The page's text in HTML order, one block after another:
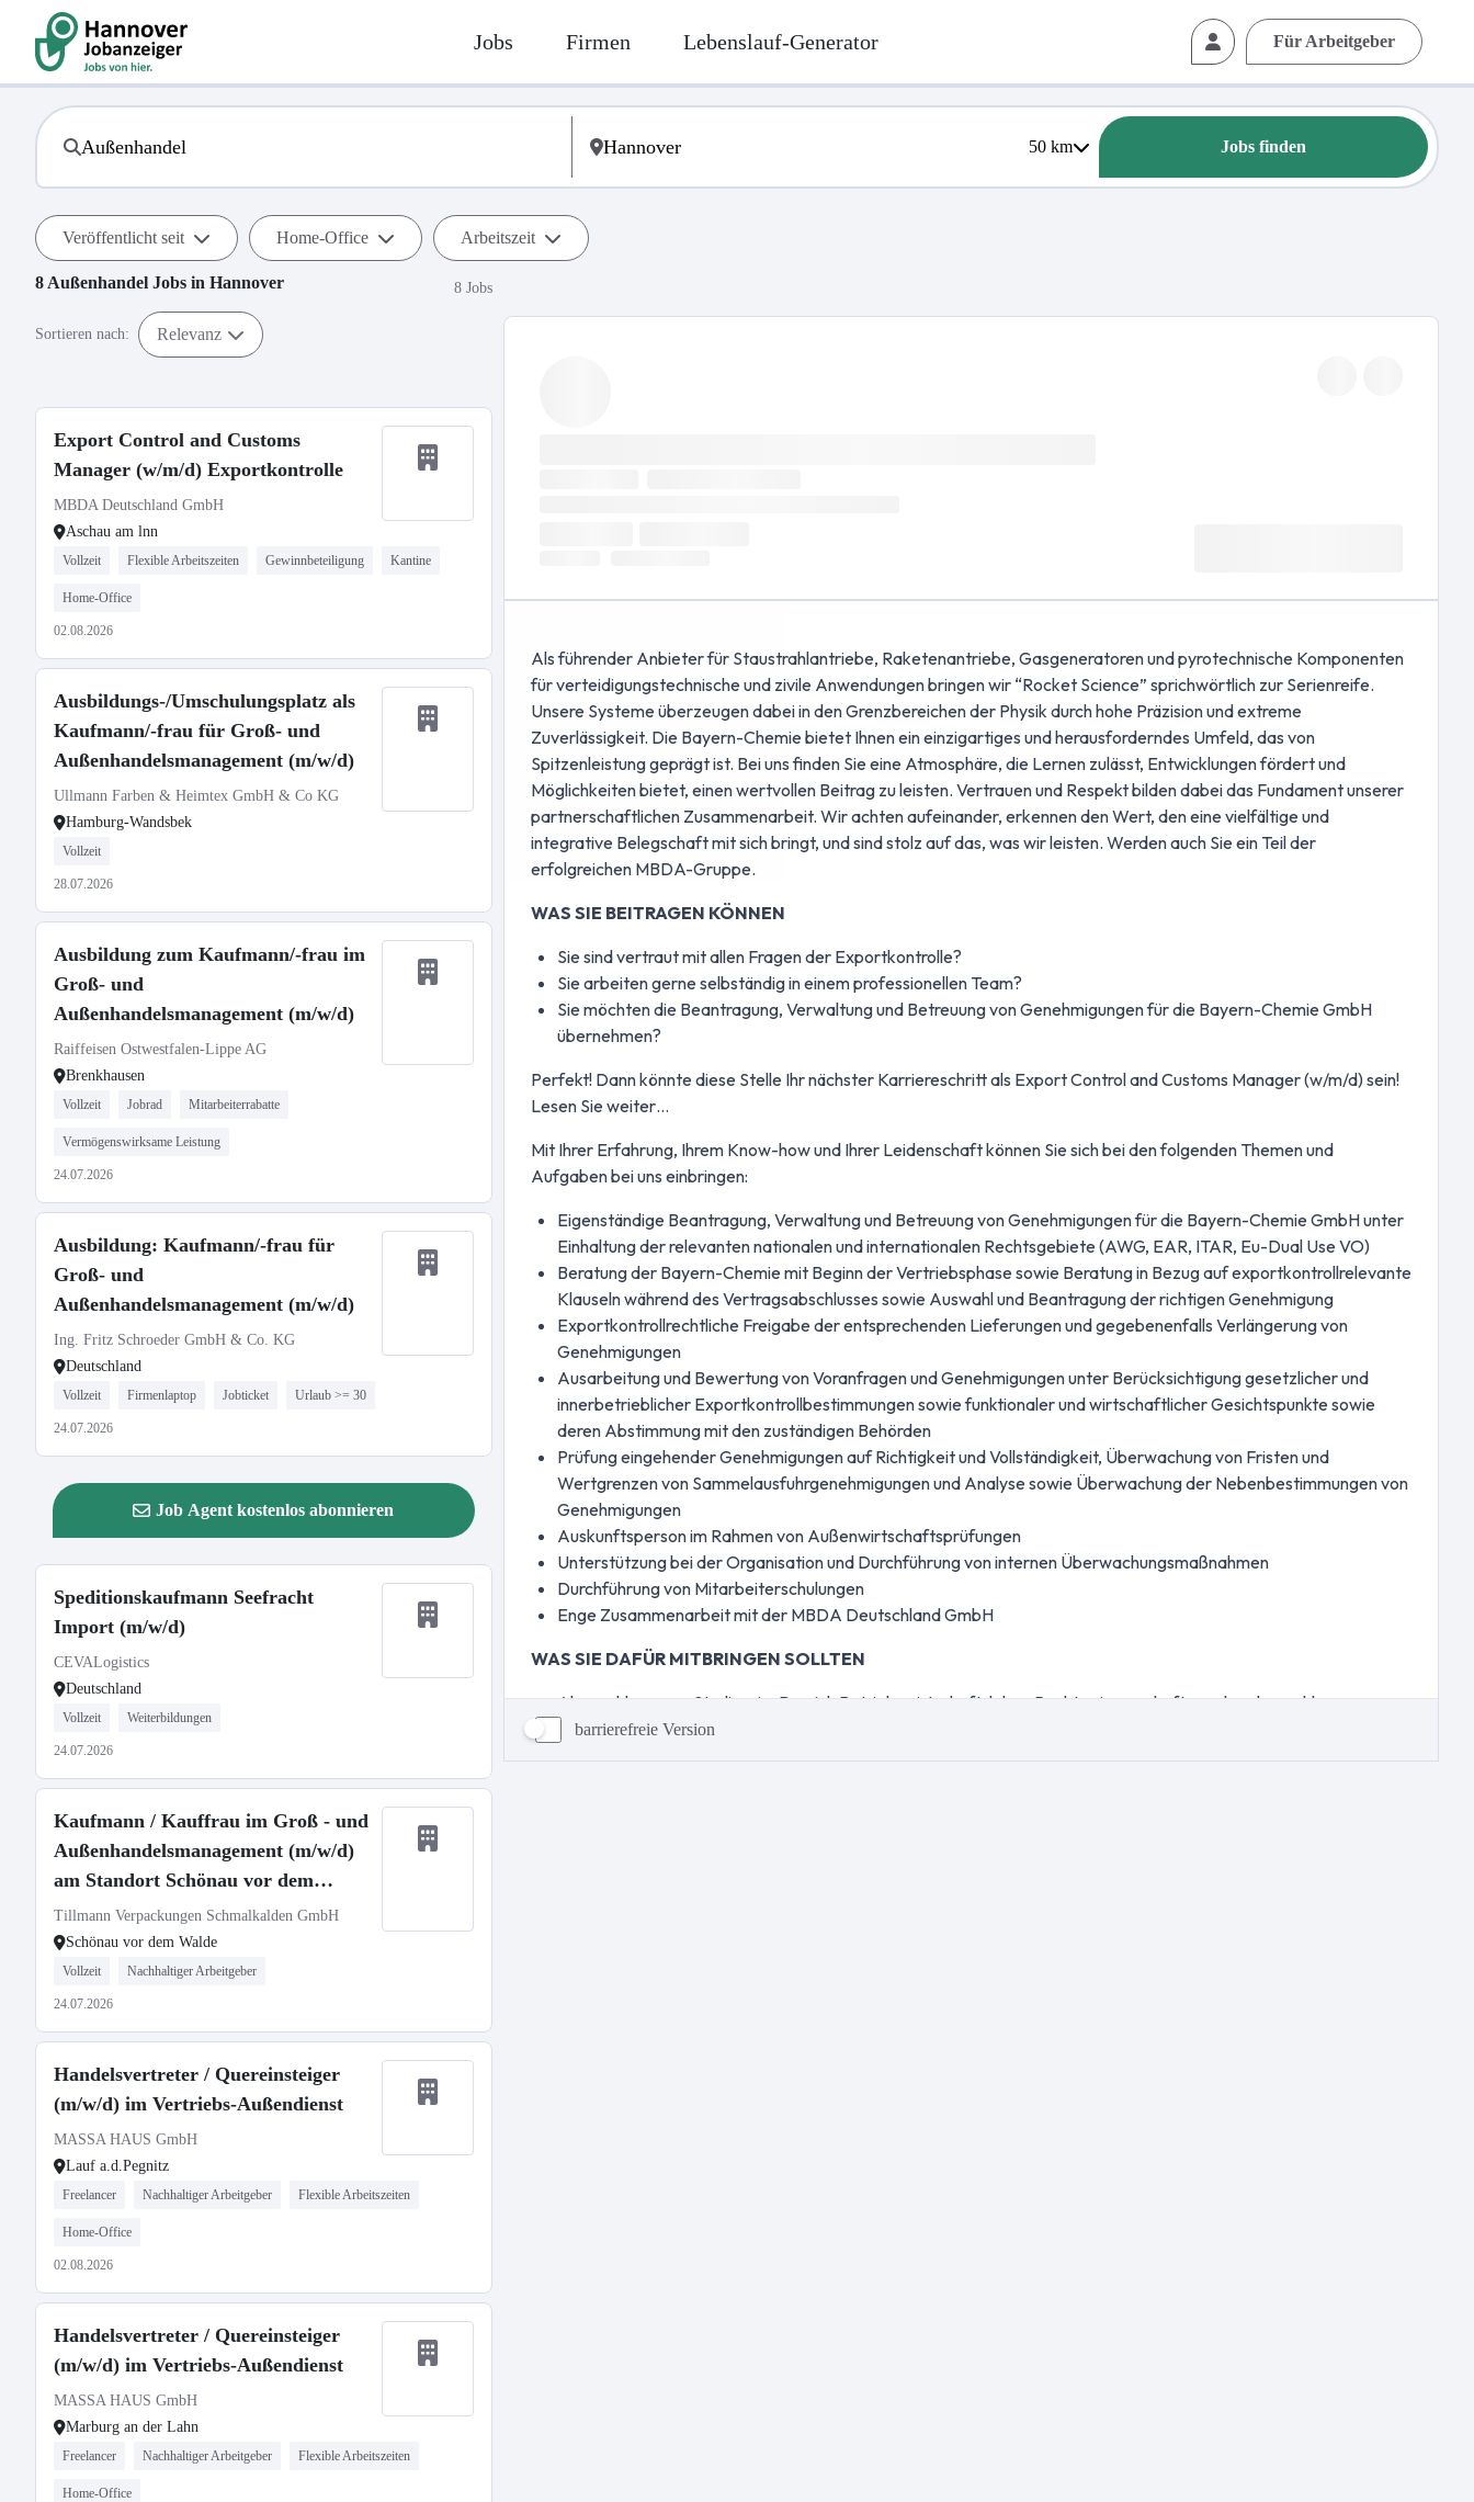
Jobs Firmen Lebenslauf-Generator Für Arbeitgeber
50km Jobs finden
Veröffentlicht seit Home-Office Arbeitszeit
8 Außenhandel Jobs in Hannover 8 Jobs
Sortieren nach: Relevanz
Export Control and Customs
Manager (w/m/d) Exportkontrolle
MBDA Deutschland GmbH
Aschau am lnn
Vollzeit Flexible Arbeitszeiten Gewinnbeteiligung Kantine
Home-Office
02.08.2026
Ausbildungs-/Umschulungsplatz als
Kaufmann/-frau für Groß- und
Außenhandelsmanagement (m/w/d)
Ullmann Farben & Heimtex GmbH & Co KG
Hamburg-Wandsbek
Vollzeit
28.07.2026
Ausbildung zum Kaufmann/-frau im
Groß- und
Außenhandelsmanagement (m/w/d)
Raiffeisen Ostwestfalen-Lippe AG
Brenkhausen
Vollzeit Jobrad Mitarbeiterrabatte
Vermögenswirksame Leistung
24.07.2026
Ausbildung: Kaufmann/-frau für
Groß- und
Außenhandelsmanagement (m/w/d)
Ing. Fritz Schroeder GmbH & Co. KG
Deutschland
Vollzeit Firmenlaptop Jobticket Urlaub >= 30
24.07.2026
Job Agent kostenlos abonnieren
Speditionskaufmann Seefracht
Import (m/w/d)
CEVALogistics
Deutschland
Vollzeit Weiterbildungen
24.07.2026
Kaufmann / Kauffrau im Groß - und
Außenhandelsmanagement (m/w/d)
am Standort Schönau vor dem
Walde
Tillmann Verpackungen Schmalkalden GmbH
Schönau vor dem Walde
Vollzeit Nachhaltiger Arbeitgeber
24.07.2026
Handelsvertreter / Quereinsteiger
(m/w/d) im Vertriebs-Außendienst
MASSA HAUS GmbH
Lauf a.d.Pegnitz
Freelancer Nachhaltiger Arbeitgeber Flexible Arbeitszeiten
Home-Office
02.08.2026
Handelsvertreter / Quereinsteiger
(m/w/d) im Vertriebs-Außendienst
MASSA HAUS GmbH
Marburg an der Lahn
Freelancer Nachhaltiger Arbeitgeber Flexible Arbeitszeiten
Home-Office
barrierefreie Version